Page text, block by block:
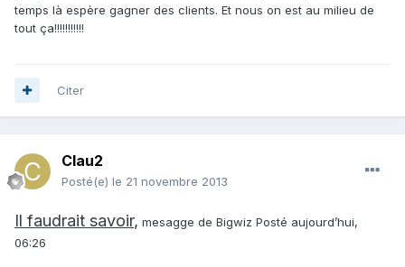
temps là espère gagner des clients. Et nous on est au milieu de
tout ça!!!!!!!!!!!
Citer
Clau2
Posté(e) le 21 novembre 2013
Il faudrait savoir, mesagge de Bigwiz Posté aujourd’hui,
06:26